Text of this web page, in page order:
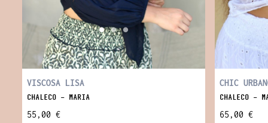
VISCOSA LISA
CHALECO - MARIA
55,00 €
CHIC
CHALECO -
65,00 €